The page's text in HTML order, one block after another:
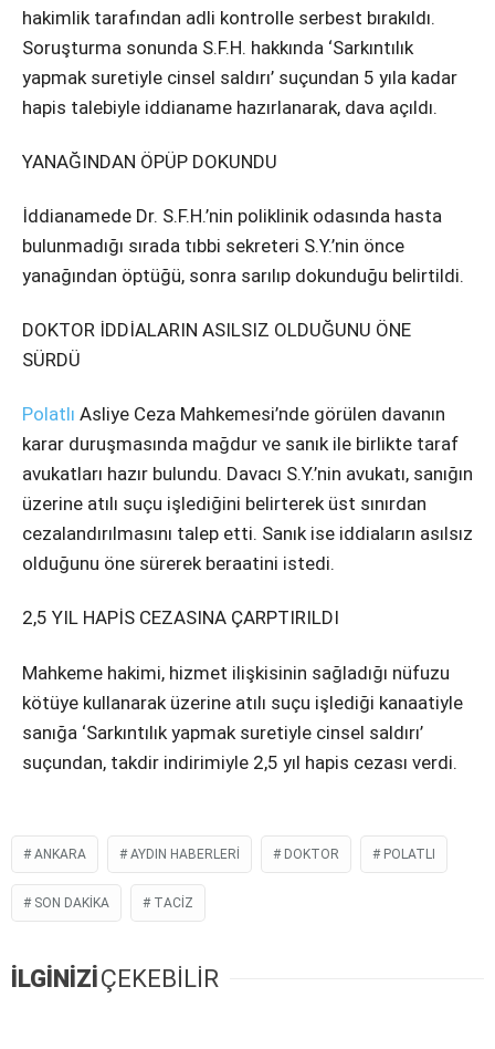
hakimlik tarafından adli kontrolle serbest bırakıldı.
Soruşturma sonunda S.F.H. hakkında ‘Sarkıntılık
yapmak suretiyle cinsel saldırı’ suçundan 5 yıla kadar
hapis talebiyle iddianame hazırlanarak, dava açıldı.
YANAĞINDAN ÖPÜP DOKUNDU
İddianamede Dr. S.F.H.’nin poliklinik odasında hasta
bulunmadığı sırada tıbbi sekreteri S.Y.’nin önce
yanağından öptüğü, sonra sarılıp dokunduğu belirtildi.
DOKTOR İDDİALARIN ASILSIZ OLDUĞUNU ÖNE
SÜRDÜ
Polatlı Asliye Ceza Mahkemesi’nde görülen davanın
karar duruşmasında mağdur ve sanık ile birlikte taraf
avukatları hazır bulundu. Davacı S.Y.’nin avukatı, sanığın
üzerine atılı suçu işlediğini belirterek üst sınırdan
cezalandırılmasını talep etti. Sanık ise iddiaların asılsız
olduğunu öne sürerek beraatini istedi.
2,5 YIL HAPİS CEZASINA ÇARPTIRILDI
Mahkeme hakimi, hizmet ilişkisinin sağladığı nüfuzu
kötüye kullanarak üzerine atılı suçu işlediği kanaatiyle
sanığa ‘Sarkıntılık yapmak suretiyle cinsel saldırı’
suçundan, takdir indirimiyle 2,5 yıl hapis cezası verdi.
ANKARA AYDIN HABERLERI DOKTOR POLATLI
SON DAKIKA TACIZ
İLGİNİZİÇEKEBİLİR